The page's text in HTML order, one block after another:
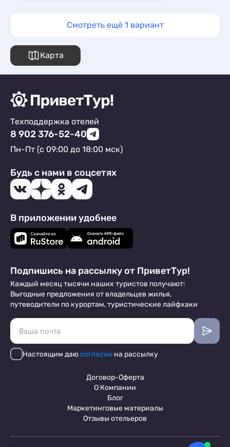
Смотреть ещё 1 вариант
Карта
Техподдержка отелей
8 902 376-52-40
Пн-Пт (с 09:00 до 18:00 мск)
Будь с нами в соцсетях
В приложении удобнее
Подпишись на рассылку от ПриветТур!
Каждый месяц тысячи наших туристов получают:
Выгодные предложения от владельцев жилья,
путеводители по курортам, туристические лайфхаки
Настоящим даюсогласие на рассылку
Договор-Оферта
О Компании
Блог
Маркетинговые материалы
Отзывы отельеров